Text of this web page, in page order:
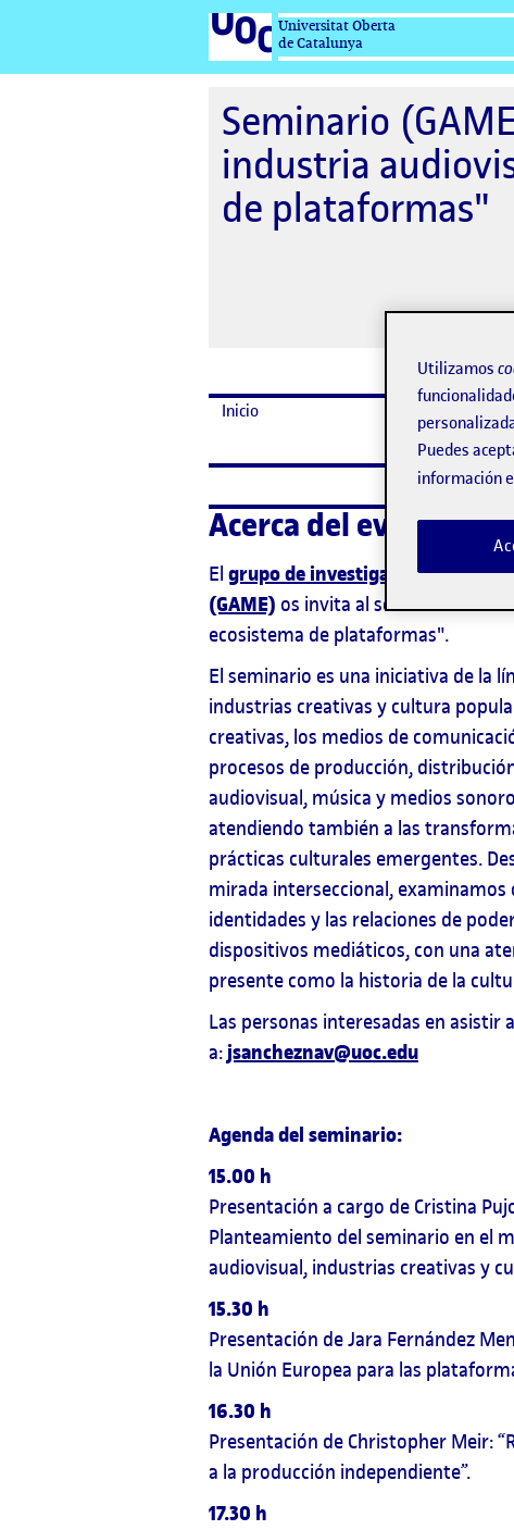
Universitat Oberta
de Catalunya
Seminario
industria
de plataformas"
Inicio
Acerca del evento
El grupo de investigación en
(GAME) os invita al seminario
ecosistema de plataformas".
El seminario es una iniciativa de la
industrias creativas y cultura
creativas, los medios de
procesos de producción,
audiovisual, música y medios
atendiendo también a las
prácticas culturales emergentes.
mirada interseccional,
identidades y las relaciones de
dispositivos mediáticos, con una
presente como la historia de la
Las personas interesadas en asistir
a:jsancheznav@uoc.edu
Agenda del seminario:
15.00 h
Presentación a cargo de Cristina
Planteamiento del seminario en el
audiovisual, industrias creativas y
15.30 h
Presentación de Jara Fernández
la Unión Europea para las
16.30 h
Presentación de Christopher Meir:
a la producción independiente”.
17.30 h
Utilizamos
Puedes
información